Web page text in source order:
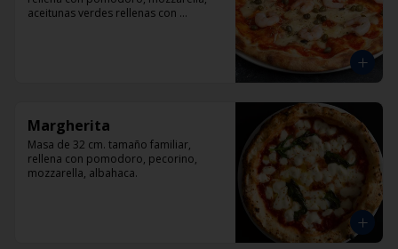
aceitunas verdes rellenas con
Margherita
Masa de 32 cm. tamaño familiar,
rellena con pomodoro, pecorino,
mozzarella, albahaca.